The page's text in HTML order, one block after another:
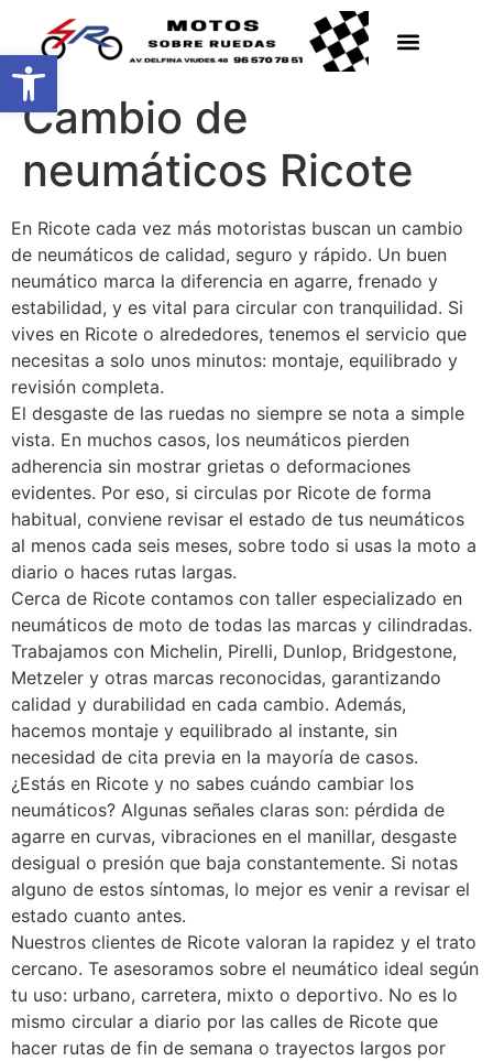
Abrir barra de herramientas
Cambio de
neumáticos Ricote
En Ricote cada vez más motoristas buscan un cambio
de neumáticos de calidad, seguro y rápido. Un buen
neumático marca la diferencia en agarre, frenado y
estabilidad, y es vital para circular con tranquilidad. Si
vives en Ricote o alrededores, tenemos el servicio que
necesitas a solo unos minutos: montaje, equilibrado y
revisión completa.
El desgaste de las ruedas no siempre se nota a simple
vista. En muchos casos, los neumáticos pierden
adherencia sin mostrar grietas o deformaciones
evidentes. Por eso, si circulas por Ricote de forma
habitual, conviene revisar el estado de tus neumáticos
al menos cada seis meses, sobre todo si usas la moto a
diario o haces rutas largas.
Cerca de Ricote contamos con taller especializado en
neumáticos de moto de todas las marcas y cilindradas.
Trabajamos con Michelin, Pirelli, Dunlop, Bridgestone,
Metzeler y otras marcas reconocidas, garantizando
calidad y durabilidad en cada cambio. Además,
hacemos montaje y equilibrado al instante, sin
necesidad de cita previa en la mayoría de casos.
¿Estás en Ricote y no sabes cuándo cambiar los
neumáticos? Algunas señales claras son: pérdida de
agarre en curvas, vibraciones en el manillar, desgaste
desigual o presión que baja constantemente. Si notas
alguno de estos síntomas, lo mejor es venir a revisar el
estado cuanto antes.
Nuestros clientes de Ricote valoran la rapidez y el trato
cercano. Te asesoramos sobre el neumático ideal según
tu uso: urbano, carretera, mixto o deportivo. No es lo
mismo circular a diario por las calles de Ricote que
hacer rutas de fin de semana o trayectos largos por